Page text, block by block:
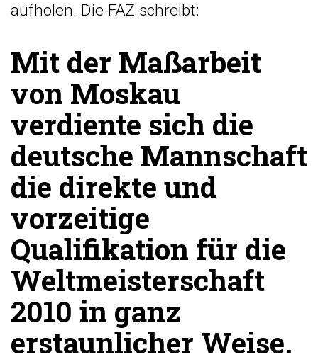
aufholen. Die FAZ schreibt:
Mit der Maßarbeit
von Moskau
verdiente sich die
deutsche Mannschaft
die direkte und
vorzeitige
Qualifikation für die
Weltmeisterschaft
2010 in ganz
erstaunlicher Weise.